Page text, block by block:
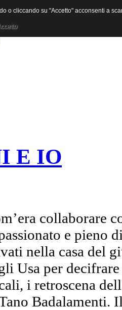
E IO
collaborare
e pieno
nella casa del
Usa per
i retroscena
Badalamenti.
o cliccando su "Accetto" acconsenti a